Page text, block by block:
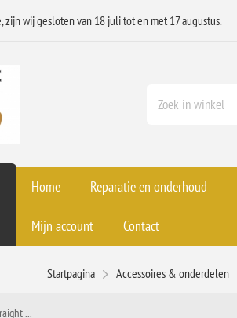
zijn wij gesloten van 18 juli tot en met 17 augustus.
Home Reparatie en onderhoud
Mijn account Contact
Startpagina Accessoires & onderdelen
...